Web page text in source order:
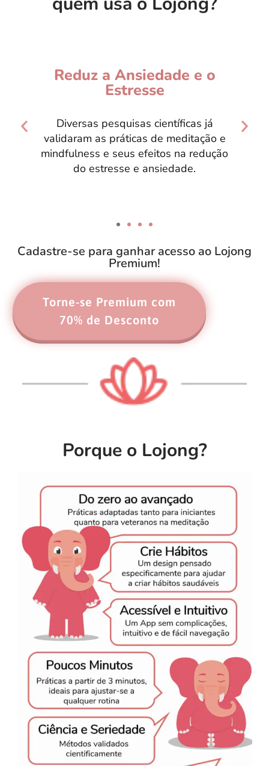
Acalma e Relaxa a Mente
O Lojong tem práticas de respiração,
meditação guiada e sons relaxantes,
além de um vasto conteúdo em vídeos e
artigos.
Cadastre-se para ganhar acesso ao Lojong
Premium!
Torne-se Premium com
70% de Desconto
Porque o Lojong?